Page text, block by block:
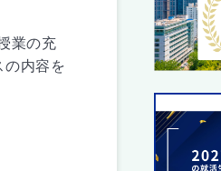
業の充
の内容を